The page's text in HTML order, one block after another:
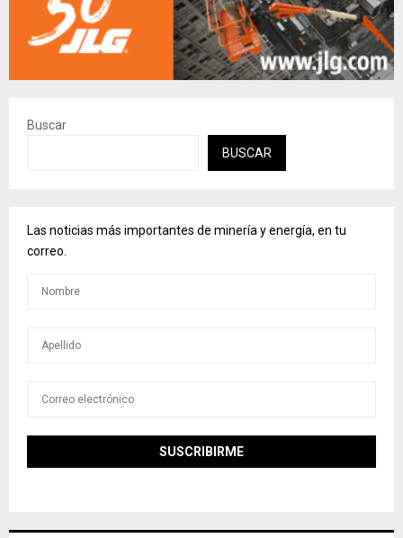
Buscar
BUSCAR
Las noticias más importantes de minería y energía, en tu
correo.